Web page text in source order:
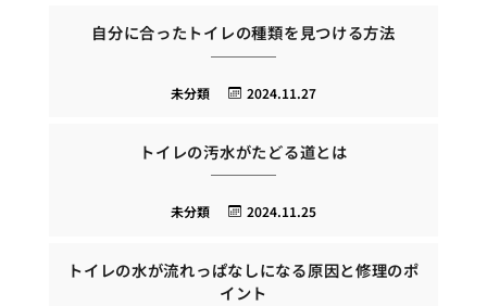
自分に合ったトイレの種類を見つける方法
2024.11.27
未分類
トイレの汚水がたどる道とは
2024.11.25
未分類
トイレの水が流れっぱなしになる原因と修理のポ
イント